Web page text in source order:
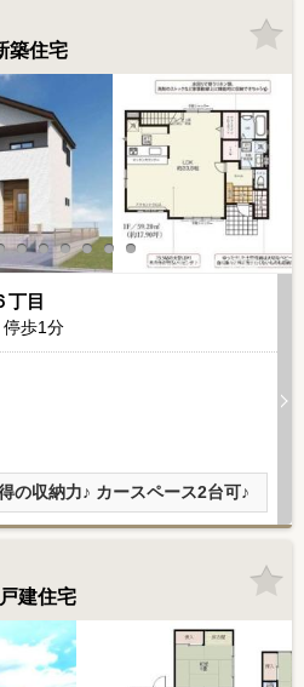
築住宅
丁目
停歩1分
の収納力♪ カースペース2台可♪
建住宅